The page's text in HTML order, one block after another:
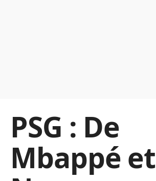
PSG : De
Mbappé et